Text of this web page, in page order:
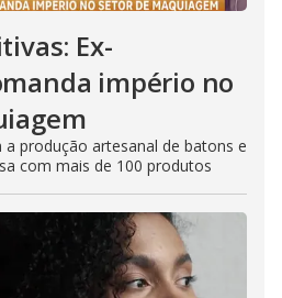
Ex-
império no
produção artesanal de batons e
com mais de 100 produtos